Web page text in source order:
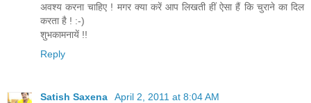
अवश्य करना चाहिए ! मगर क्या करें आप लिखती हीं ऐसा हैं कि चुराने का दिल
करता है ! :-)
शुभकामनायें !!
Reply
Satish Saxena April 2, 2011 at 8:04 AM